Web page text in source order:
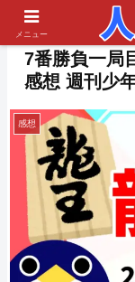
7番勝負一局
感想 週刊少
感想
メニュー